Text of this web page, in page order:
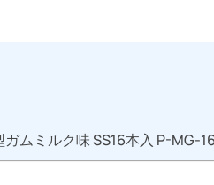
ガムミルク味 SS16本入 P-MG-